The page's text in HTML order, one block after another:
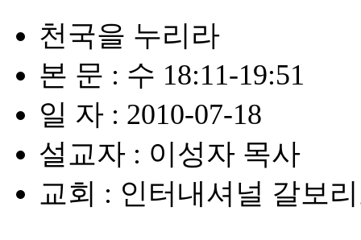
천국을 누리라
본 문 : 수 18:11-19:51
일 자 : 2010-07-18
설교자 : 이성자 목사
교회 : 인터내셔널 갈보